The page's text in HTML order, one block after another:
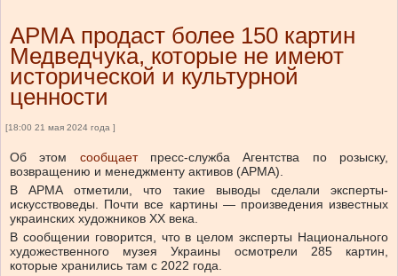
АРМА продаст более 150 картин
Медведчука, которые не имеют
исторической и культурной
ценности
[18:00 21 мая 2024 года ]
Об этом сообщаетпресс-служба Агентства по розыску,
возвращению и менеджменту активов (АРМА).
В АРМА отметили, что такие выводы сделали эксперты-
искусствоведы. Почти все картины — произведения известных
украинских художников XX века.
В сообщении говорится, что в целом эксперты Национального
художественного музея Украины осмотрели 285 картин,
которые хранились там с 2022 года.